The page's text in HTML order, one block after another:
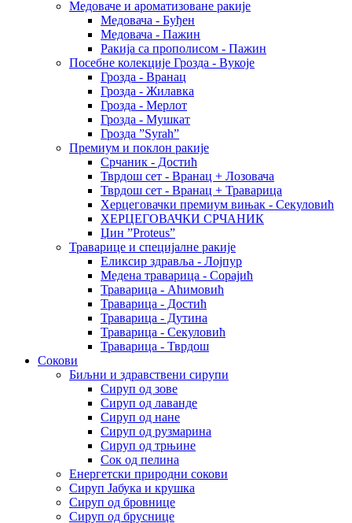
Медоваче и ароматизоване ракије
Медовача - Буђен
Медовача - Пажин
Ракија са прополисом - Пажин
Посебне колекције Грозда - Вукоје
Грозда - Вранац
Грозда - Жилавка
Грозда - Мерлот
Грозда - Мушкат
Грозда ”Syrah”
Премиум и поклон ракије
Срчаник - Достић
Тврдош сет - Вранац + Лозовача
Тврдош сет - Вранац + Траварица
Херцеговачки премиум вињак - Секуловић
ХЕРЦЕГОВАЧКИ СРЧАНИК
Џин ”Proteus”
Траварице и специјалне ракије
Еликсир здравља - Лојпур
Медена траварица - Сорајић
Траварица - Аћимовић
Траварица - Достић
Траварица - Дутина
Траварица - Секуловић
Траварица - Тврдош
Сокови
Биљни и здравствени сирупи
Сируп од зове
Сируп од лаванде
Сируп од нане
Сируп од рузмарина
Сируп од трњине
Сок од пелина
Енергетски природни сокови
Сируп Јабука и крушка
Сируп од бровнице
Сируп од бруснице